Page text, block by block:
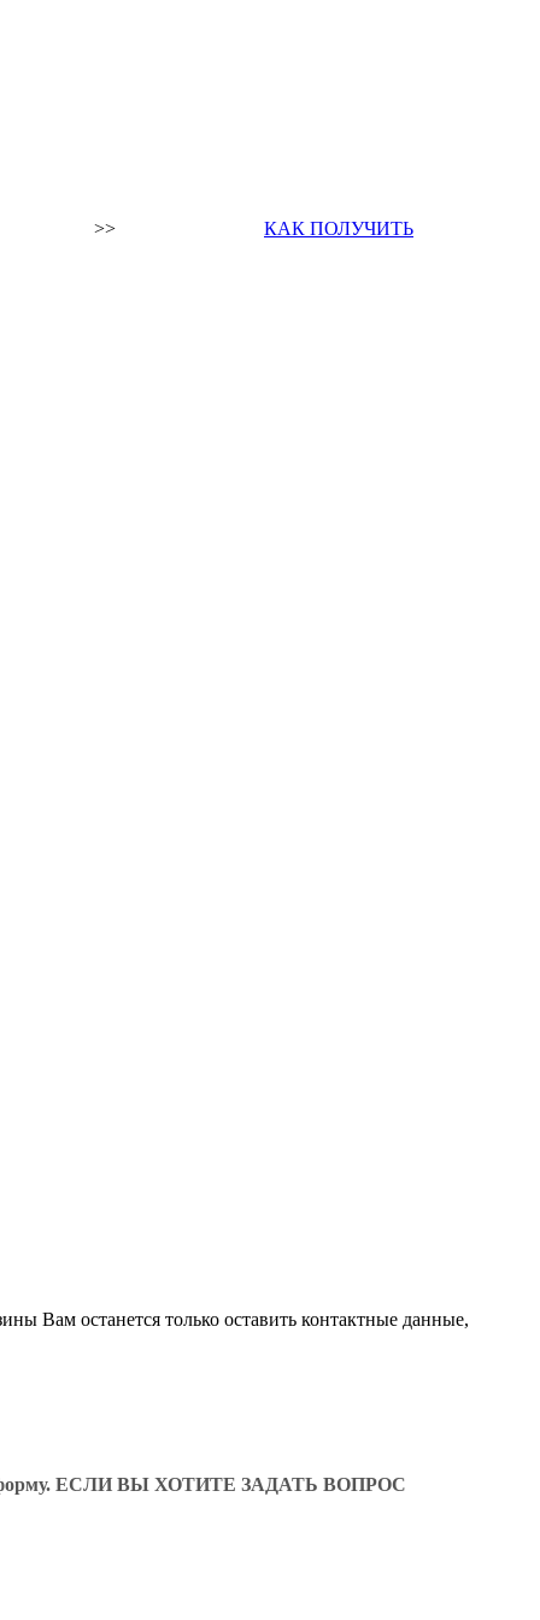
>> КАК ПОЛУЧИТЬ
Вам останется только оставить контактные данные,
форму. ЕСЛИ ВЫ ХОТИТЕ ЗАДАТЬ ВОПРОС